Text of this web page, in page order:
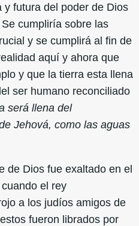
futura del poder de Dios
cumpliría sobre las
y se cumplirá al fin de
aquí y ahora que
y que la tierra esta llena
ser humano reconciliado
será llena del
Jehová, como las aguas
de Dios fue exaltado en el
el rey
a los judíos amigos de
fueron librados por